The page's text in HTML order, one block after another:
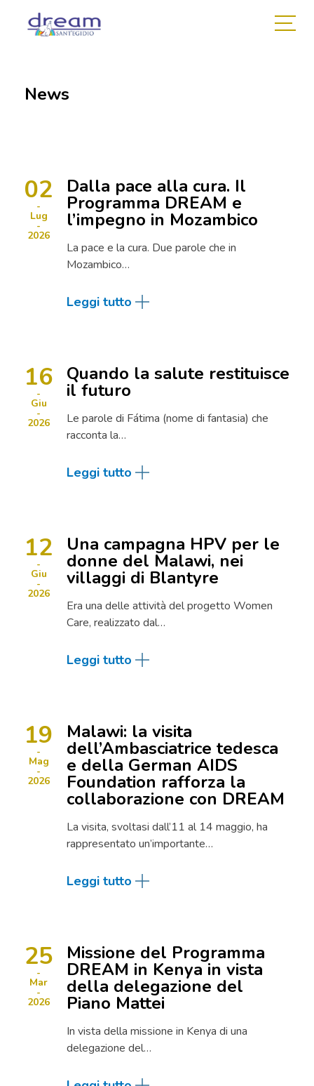
News
02
Lug
2026
Dalla pace alla cura. Il
Programma DREAM e
l’impegno in Mozambico
La pace e la cura. Due parole che in
Mozambico…
Leggi tutto
16
Giu
2026
Quando la salute restituisce
il futuro
Le parole di Fátima (nome di fantasia) che
racconta la…
Leggi tutto
12
Giu
2026
Una campagna HPV per le
donne del Malawi, nei
villaggi di Blantyre
Era una delle attività del progetto Women
Care, realizzato dal…
Leggi tutto
19
Mag
2026
Malawi: la visita
dell’Ambasciatrice tedesca
e della German AIDS
Foundation rafforza la
collaborazione con DREAM
La visita, svoltasi dall’11 al 14 maggio, ha
rappresentato un’importante…
Leggi tutto
25
Mar
2026
Missione del Programma
DREAM in Kenya in vista
della delegazione del
Piano Mattei
In vista della missione in Kenya di una
delegazione del…